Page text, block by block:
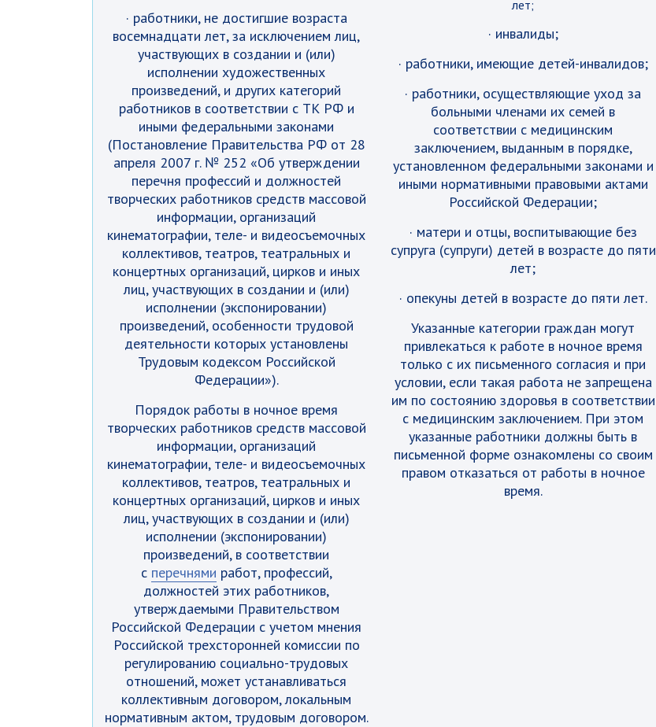
· работники, не достигшие возраста
восемнадцати лет, за исключением лиц,
участвующих в создании и (или)
исполнении художественных
произведений, и других категорий
работников в соответствии с ТК РФ и
иными федеральными законами
(Постановление Правительства РФ от 28
апреля 2007 г. № 252 «Об утверждении
перечня профессий и должностей
творческих работников средств массовой
информации, организаций
кинематографии, теле- и видеосъемочных
коллективов, театров, театральных и
концертных организаций, цирков и иных
лиц, участвующих в создании и (или)
исполнении (экспонировании)
произведений, особенности трудовой
деятельности которых установлены
Трудовым кодексом Российской
Федерации»).
Порядок работы в ночное время
творческих работников средств массовой
информации, организаций
кинематографии, теле- и видеосъемочных
коллективов, театров, театральных и
концертных организаций, цирков и иных
лиц, участвующих в создании и (или)
исполнении (экспонировании)
произведений, в соответствии
с перечнями работ, профессий,
должностей этих работников,
утверждаемыми Правительством
Российской Федерации с учетом мнения
Российской трехсторонней комиссии по
регулированию социально-трудовых
отношений, может устанавливаться
коллективным договором, локальным
нормативным актом, трудовым договором.
лет;
· инвалиды;
· работники, имеющие детей-инвалидов;
· работники, осуществляющие уход за
больными членами их семей в
соответствии с медицинским
заключением, выданным в порядке,
установленном федеральными законами и
иными нормативными правовыми актами
Российской Федерации;
· матери и отцы, воспитывающие без
супруга (супруги) детей в возрасте до пяти
лет;
· опекуны детей в возрасте до пяти лет.
Указанные категории граждан могут
привлекаться к работе в ночное время
только с их письменного согласия и при
условии, если такая работа не запрещена
им по состоянию здоровья в соответствии
с медицинским заключением. При этом
указанные работники должны быть в
письменной форме ознакомлены со своим
правом отказаться от работы в ночное
время.